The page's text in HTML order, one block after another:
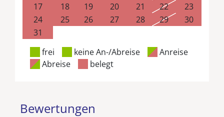
17
18 19 20 21 22
23
24
25 26 27 28 29
30
31
frei
keine An-/Abreise
Anreise
Abreise
belegt
Bewertungen